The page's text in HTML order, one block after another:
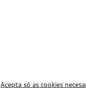
Acepta só as cookies